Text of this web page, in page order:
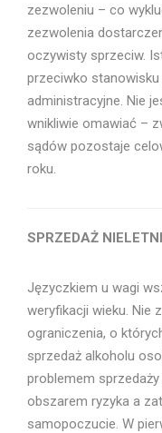
zezwoleniu – co
zezwolenia
oczywisty sprzeciw.
przeciwko
administracyjne. Nie
wnikliwie omawiać –
sądów pozostaje
roku.
SPRZEDAŻ
Języczkiem u wagi
weryfikacji wieku. Nie
ograniczenia, o
sprzedaż alkoholu
problemem
obszarem ryzyka a
samopoczucie. W